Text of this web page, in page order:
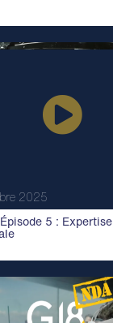
2025
5 : Expertise